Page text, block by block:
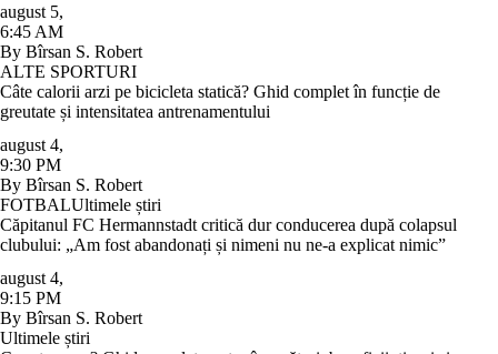
august 5,
6:45 AM
By Bîrsan S. Robert
ALTE SPORTURI
Câte calorii arzi pe bicicleta statică? Ghid complet în funcție de
greutate și intensitatea antrenamentului
august 4,
9:30 PM
By Bîrsan S. Robert
FOTBALUltimele știri
Căpitanul FC Hermannstadt critică dur conducerea după colapsul
clubului: „Am fost abandonați și nimeni nu ne-a explicat nimic”
august 4,
9:15 PM
By Bîrsan S. Robert
Ultimele știri